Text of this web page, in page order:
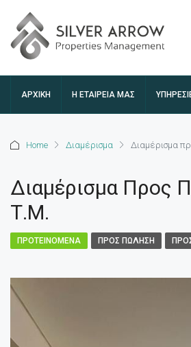
ΑΡΧΙΚΉ Η ΕΤΑΙΡΕΊΑ ΜΑΣ
Home Διαμέρισμα Διαμέρισμα
Διαμέρισμα Προς
Τ.μ.
ΠΡΟΤΕΙΝΌΜΕΝΑ ΠΡΟΣ ΠΏΛΗΣΗ